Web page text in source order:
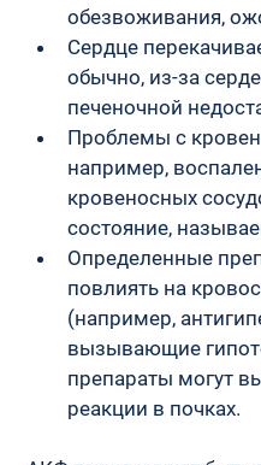
обезвоживания,
Сердце
обычно, из-за
печеночной
Проблемы с
например,
кровеносных
состояние,
Определенные
повлиять на
(например,
вызывающие
препараты могут
реакции в почках.